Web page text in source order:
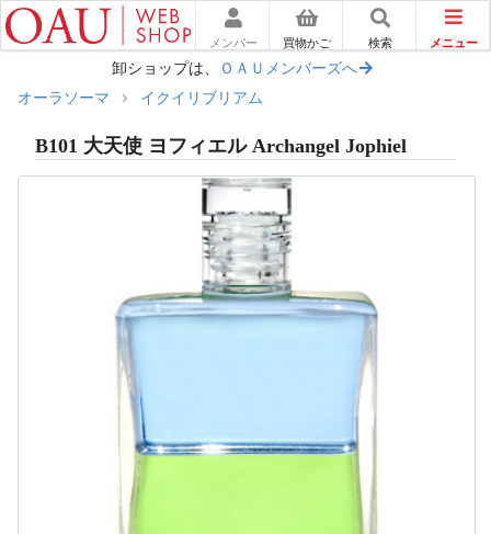
メンバー 買物かご 検索 メニュー
卸ショップは、
ＯＡＵメンバーズへ
オーラソーマ
イクイリブリアム
B101 大天使 ヨフィエル Archangel Jophiel